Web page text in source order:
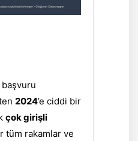
başvuru
2024’e ciddi bir
çok girişli
tüm rakamlar ve